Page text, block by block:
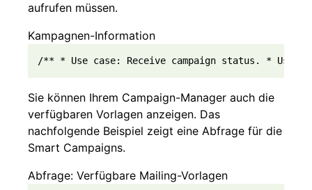
aufrufen müssen.
Kampagnen-Information
/** * Use case: Receive campaign status. *
Sie können Ihrem Campaign-Manager auch die
verfügbaren Vorlagen anzeigen. Das
nachfolgende Beispiel zeigt eine Abfrage für die
Smart Campaigns.
Abfrage: Verfügbare Mailing-Vorlagen